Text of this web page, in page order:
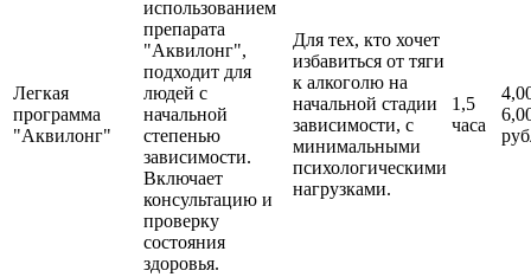
Легкая
программа
"Аквилонг"
использованием
препарата
"Аквилонг",
подходит для
людей с
начальной
степенью
зависимости.
Включает
консультацию и
проверку
состояния
здоровья.
Для тех, кто хочет
избавиться от тяги
к алкоголю на
начальной стадии
зависимости, с
минимальными
психологическими
нагрузками.
1,5
часа